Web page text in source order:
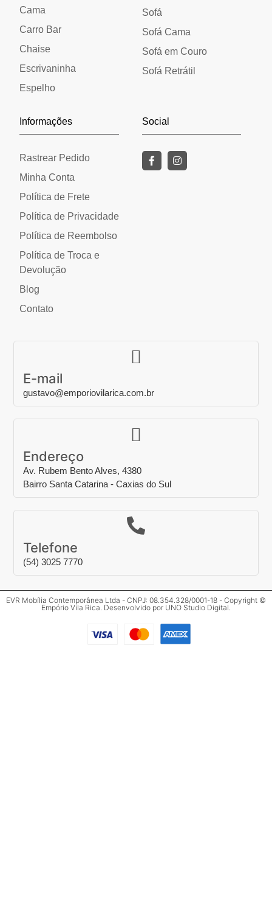
Cama
Carro Bar
Chaise
Escrivaninha
Espelho
Sofá
Sofá Cama
Sofá em Couro
Sofá Retrátil
Informações
Rastrear Pedido
Minha Conta
Política de Frete
Política de Privacidade
Política de Reembolso
Política de Troca e
Devolução
Blog
Contato
Social
E-mail
gustavo@emporiovilarica.com.br
Endereço
Av. Rubem Bento Alves, 4380
Bairro Santa Catarina - Caxias do Sul
Telefone
(54) 3025 7770
EVR Mobília Contemporânea Ltda - CNPJ: 08.354.328/0001-18 - Copyright ©
Empório Vila Rica. Desenvolvido por UNO Studio Digital.